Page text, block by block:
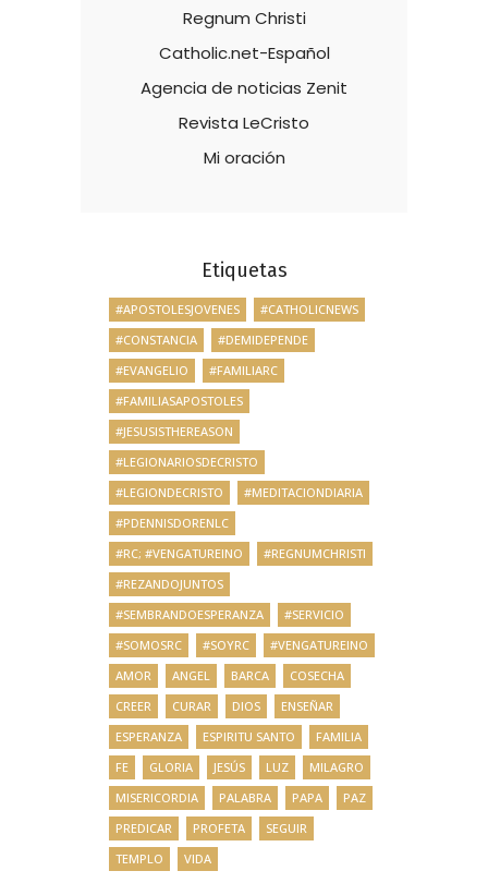
Regnum Christi
Catholic.net-Español
Agencia de noticias Zenit
Revista LeCristo
Mi oración
Etiquetas
#APOSTOLESJOVENES
#CATHOLICNEWS
#CONSTANCIA
#DEMIDEPENDE
#EVANGELIO
#FAMILIARC
#FAMILIASAPOSTOLES
#JESUSISTHEREASON
#LEGIONARIOSDECRISTO
#LEGIONDECRISTO
#MEDITACIONDIARIA
#PDENNISDORENLC
#RC; #VENGATUREINO
#REGNUMCHRISTI
#REZANDOJUNTOS
#SEMBRANDOESPERANZA
#SERVICIO
#SOMOSRC
#SOYRC
#VENGATUREINO
AMOR
ANGEL BARCA
COSECHA
CREER
CURAR DIOS
ENSEÑAR
ESPERANZA
ESPIRITU SANTO
FAMILIA
FE
GLORIA JESÚS LUZ
MILAGRO
MISERICORDIA
PALABRA PAPA
PAZ
PREDICAR
PROFETA
SEGUIR
TEMPLO
VIDA